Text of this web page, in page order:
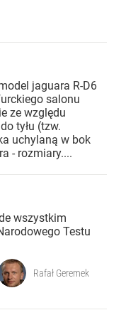
jaguara R-D6
salonu
ze względu
tyłu (tzw.
uchylaną w bok
- rozmiary....
wszystkim
Testu
Rafał Geremek